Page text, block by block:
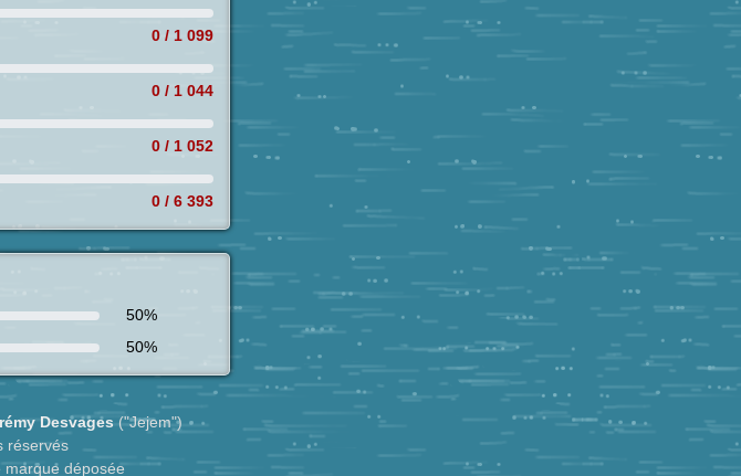
0 / 1 099
0 / 1 044
0 / 1 052
0 / 6 393
50%
50%
Desvages ("Jejem")
réservés
déposée